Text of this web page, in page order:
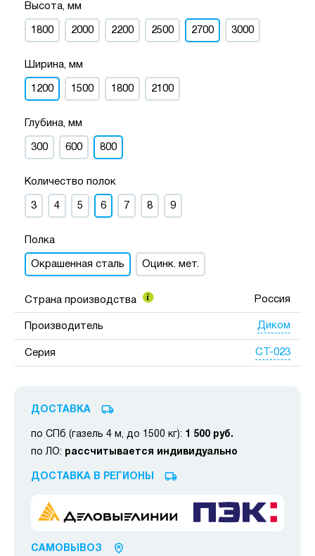
Высота, мм
1800 2000 2200 2500 2700 3000
Ширина, мм
1200 1500 1800 2100
Глубина, мм
300 600 800
Количество полок
3 4 5 6 7 8 9
Полка
Окрашенная сталь Оцинк. мет.
Страна производства Россия
Производитель Диком
Серия СТ-023
ДОСТАВКА
по СПб (газель 4 м, до 1500 кг): 1 500 руб.
по ЛО: рассчитывается индивидуально
ДОСТАВКА В РЕГИОНЫ
САМОВЫВОЗ